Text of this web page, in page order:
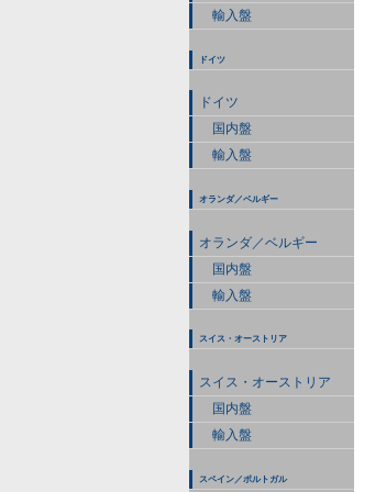
輸入盤
ドイツ
ドイツ
国内盤
輸入盤
オランダ／ベルギー
オランダ／ベルギー
国内盤
輸入盤
スイス・オーストリア
スイス・オーストリア
国内盤
輸入盤
スペイン／ポルトガル